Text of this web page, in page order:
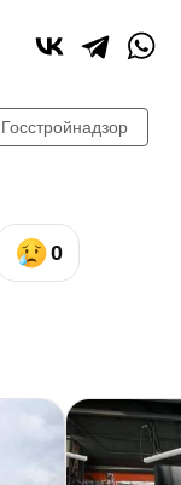
Госстройнадзор
0